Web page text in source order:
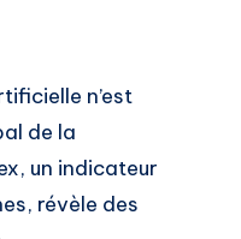
n’est
de la
un indicateur
révèle des